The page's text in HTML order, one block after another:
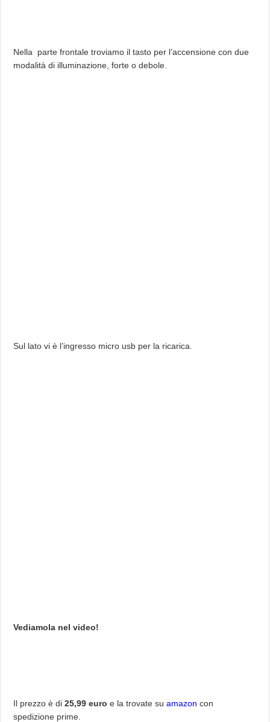
Nella parte frontale troviamo il tasto per l’accensione con due
modalità di illuminazione, forte o debole.
Sul lato vi è l’ingresso micro usb per la ricarica.
Vediamola nel video!
Il prezzo è di25,99 euro e la trovate suamazon con
spedizione prime.